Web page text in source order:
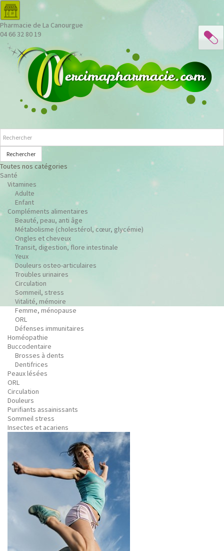
Pharmacie de La Canourgue
04 66 32 80 19
Rechercher
Toutes nos catégories
Santé
Vitamines
Adulte
Enfant
Compléments alimentaires
Beauté, peau, anti âge
Métabolisme (cholestérol, cœur, glycémie)
Ongles et cheveux
Transit, digestion, flore intestinale
Yeux
Douleurs osteo-articulaires
Troubles urinaires
Circulation
Sommeil, stress
Vitalité, mémoire
Femme, ménopause
ORL
Défenses immunitaires
Homéopathie
Buccodentaire
Brosses à dents
Dentifrices
Peaux lésées
ORL
Circulation
Douleurs
Purifiants assainissants
Sommeil stress
Insectes et acariens